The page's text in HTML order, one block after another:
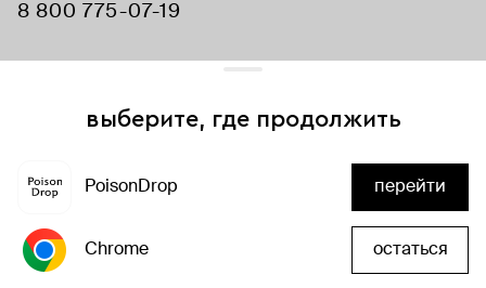
8 800 775⁠-07⁠-19
выберите, где продолжить
PoisonDrop перейти
Chrome остаться
и сервисы аналитики. Продолжая его использование,
вы соглашаетесь с нашим